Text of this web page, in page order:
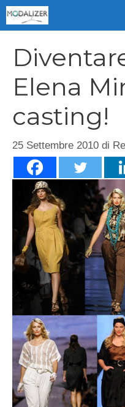
Vai
al
Elena
casting!
25 Settembre 2010 di